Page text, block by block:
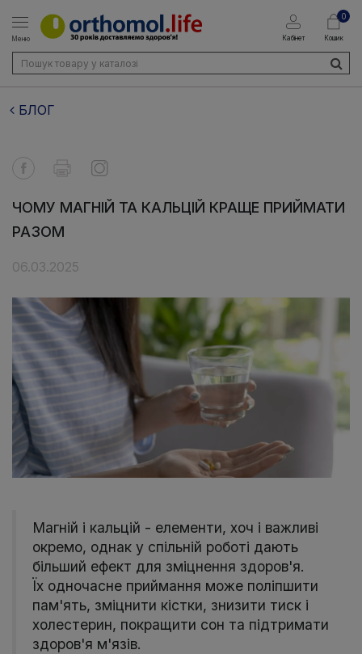
Меню Кабінет
0
Кошик
БЛОГ
ЧОМУ МАГНІЙ ТА КАЛЬЦІЙ КРАЩЕ ПРИЙМАТИ
РАЗОМ
06.03.2025
Магній і кальцій - елементи, хоч і важливі
окремо, однак у спільній роботі дають
більший ефект для зміцнення здоров'я.
Їх одночасне приймання може поліпшити
пам'ять, зміцнити кістки, знизити тиск і
холестерин, покращити сон та підтримати
здоров'я м'язів.